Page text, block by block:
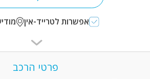
אפשרות לטרייד-אין
פרטי הרכב